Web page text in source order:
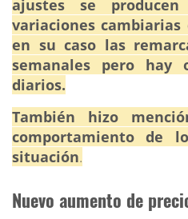
ajustes se
variaciones cambiarias
en su caso las
semanales pero hay
diarios.
También hizo
comportamiento de
situación.
Nuevo aumento de